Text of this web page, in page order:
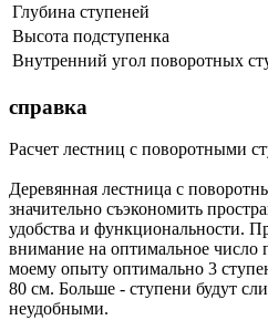
Глубина ступеней
Высота подступенка
Внутренний угол поворотных
справка
Расчет лестниц с поворотными
Деревянная лестница с
значительно съэкономить
удобства и функциональности.
внимание на оптимальное число
моему опыту оптимально 3
80 см. Больше - ступени будут
неудобными.